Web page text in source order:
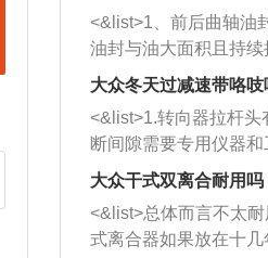
西取出来。但如果是
的堵塞，就需要将三
洗剂对堵塞的情况得到
放在燃油箱中，与燃油
动时，就可以和汽油
室，最后形成废气排出
催化器得到清洗，排气
能够得到解决。
一圈半的练习，往右
圈数。 <&list>3、最后
习，这样就可以形成肌
驾驶车辆时，不需要
向。
<&list>1、前后曲轴油
油封与油大面积且持
和发动机内持续温度变
逐渐减弱，导致渗油
活塞间隙过大：积碳
的间隙扩大，导致机
造成烧机油。<&list>3
机油粘度过小的话，
象，机油粘度过小具有
大众冬天过减速带咯吱
<&list>1.转向器拉杆头
断间隙需要专用仪器和
无法制作，需要将车辆
店；<&list>2.车辆半轴
裂，破裂后会出现漏油
损严重，磨损的半轴容
大众干式双离合耐用吗
<&list>总体而言不太
式离合器如果放在十